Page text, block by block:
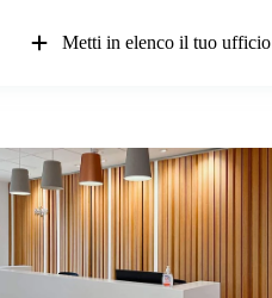
Metti in elenco il tuo ufficio